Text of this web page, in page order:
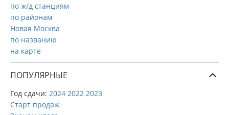
по ж/д станциям
по районам
Новая Москва
по названию
на карте
ПОПУЛЯРНЫЕ
Год сдачи: 2024 2022 2023
Старт продаж